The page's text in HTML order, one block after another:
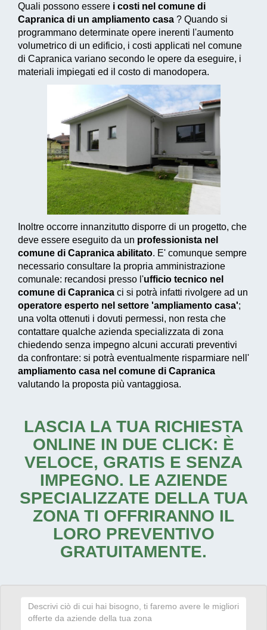
Quali possono essere i costi nel comune di
Capranica di un ampliamento casa ? Quando si
programmano determinate opere inerenti l'aumento
volumetrico di un edificio, i costi applicati nel comune
di Capranica variano secondo le opere da eseguire, i
materiali impiegati ed il costo di manodopera.
Inoltre occorre innanzitutto disporre di un progetto, che
deve essere eseguito da un professionista nel
comune di Capranica abilitato. E' comunque sempre
necessario consultare la propria amministrazione
comunale: recandosi presso l'ufficio tecnico nel
comune di Capranica ci si potrà infatti rivolgere ad un
operatore esperto nel settore 'ampliamento casa';
una volta ottenuti i dovuti permessi, non resta che
contattare qualche azienda specializzata di zona
chiedendo senza impegno alcuni accurati preventivi
da confrontare: si potrà eventualmente risparmiare nell'
ampliamento casa nel comune di Capranica
valutando la proposta più vantaggiosa.
LASCIA LA TUA RICHIESTA
ONLINE IN DUE CLICK: È
VELOCE, GRATIS E SENZA
IMPEGNO. LE AZIENDE
SPECIALIZZATE DELLA TUA
ZONA TI OFFRIRANNO IL
LORO PREVENTIVO
GRATUITAMENTE.